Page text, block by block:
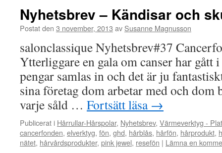
Nyhetsbrev – Kändisar och
Postat den 3 november, 2013 av Susanne Magnusson
salonclassique Nyhetsbrev#37
Ytterliggare en gala om canser har gått
pengar samlas in och det är ju
sina företag dom arbetar med och dom
varje såld … Fortsätt läsa →
Publicerat i Hårrullar-Hårspolar, Nyhetsbrev, Värmeverktyg -
cancerfonden, elverktyg, fön, ghd, hårblås, hårfön, hårprodukt,
nätet, hårvårdsprodukter, pink jewel, resefön | Lämna en